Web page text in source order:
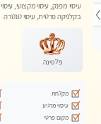
עיסוי מפנק, עיסוי מקצועי, עיסוי
בקלניקה פרטית, עיסוי טנטרה
פלטינה
מקלחת
עיסוי מרגיע
מקום פרטי